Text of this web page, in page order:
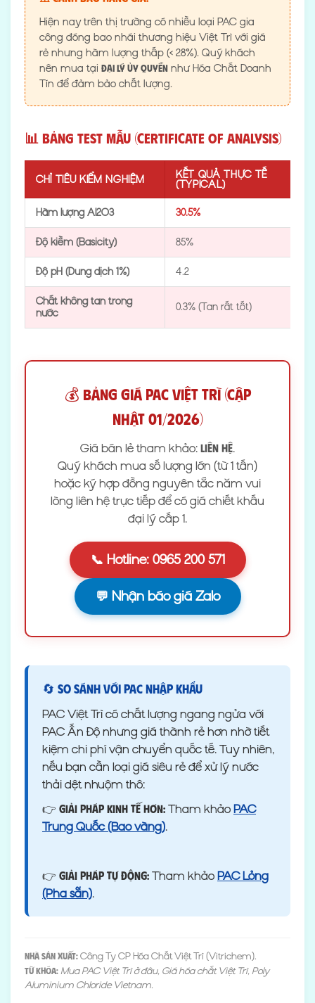
Hiện nay trên thị trường có nhiều loại PAC gia
công đóng bao nhái thương hiệu Việt Trì với giá
rẻ nhưng hàm lượng thấp (< 28%). Quý khách
nên mua tại Đại lý ủy quyền như Hóa Chất Doanh
Tín để đảm bảo chất lượng.
📊 Bảng test mẫu (Certificate of Analysis)
CHỈ TIÊU KIỂM NGHIỆM KẾT QUẢ THỰC TẾ
(TYPICAL)
Hàm lượng Al2O3 30.5%
Độ kiềm (Basicity) 85%
Độ pH (Dung dịch 1%) 4.2
Chất không tan trong
nước
0.3% (Tan rất tốt)
💰 Bảng giá PAC Việt Trì (Cập
nhật 01/2026)
Giá bán lẻ tham khảo: Liên hệ.
Quý khách mua số lượng lớn (từ 1 tấn)
hoặc ký hợp đồng nguyên tắc năm vui
lòng liên hệ trực tiếp để có giá chiết khấu
đại lý cấp 1.
📞 Hotline: 0965 200 571
💬 Nhận báo giá Zalo
🔄 So sánh với PAC nhập khẩu
PAC Việt Trì có chất lượng ngang ngửa với
PAC Ấn Độ nhưng giá thành rẻ hơn nhờ tiết
kiệm chi phí vận chuyển quốc tế. Tuy nhiên,
nếu bạn cần loại giá siêu rẻ để xử lý nước
thải dệt nhuộm thô:
👉 Giải pháp kinh tế hơn: Tham khảo PAC
Trung Quốc (Bao vàng).
👉 Giải pháp tự động: Tham khảo PAC Lỏng
(Pha sẵn).
Nhà sản xuất: Công Ty CP Hóa Chất Việt Trì (Vitrichem).
Từ khóa: Mua PAC Việt Trì ở đâu, Giá hóa chất Việt Trì, Poly
Aluminium Chloride Vietnam.